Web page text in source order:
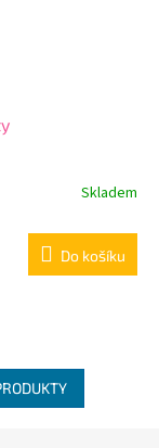
Skladem
Do košíku